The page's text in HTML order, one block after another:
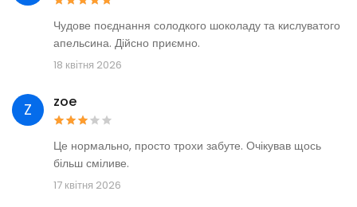
Чудове поєднання солодкого шоколаду та кислуватого
апельсина. Дійсно приємно.
18 квітня 2026
Z zoe
Це нормально, просто трохи забуте. Очікував щось
більш сміливе.
17 квітня 2026